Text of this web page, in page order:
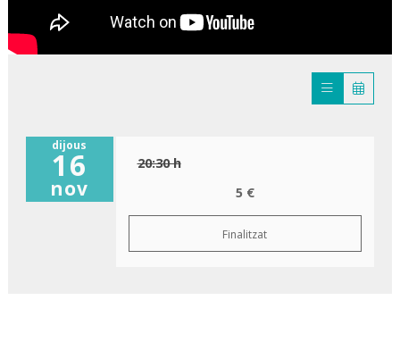
dijous
16
nov
20:30 h
5 €
Finalitzat